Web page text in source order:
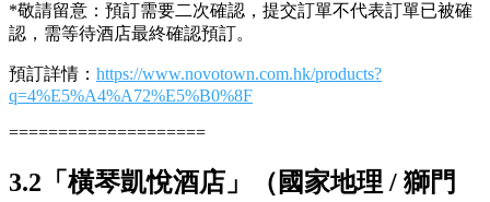
*敬請留意：預訂需要二次確認，提交訂單不代表訂單已被確
認，需等待酒店最終確認預訂。
預訂詳情： https://www.novotown.com.hk/products?
q=4%E5%A4%A72%E5%B0%8F
====================
3.2「橫琴凱悅酒店」（國家地理 / 獅門